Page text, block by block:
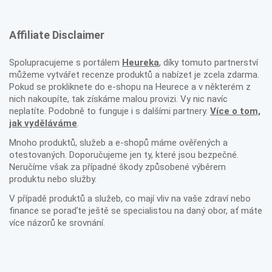
Affiliate Disclaimer
Spolupracujeme s portálem Heureka, díky tomuto partnerství
můžeme vytvářet recenze produktů a nabízet je zcela zdarma.
Pokud se prokliknete do e-shopu na Heurece a v některém z
nich nakoupíte, tak získáme malou provizi. Vy nic navíc
neplatíte. Podobně to funguje i s dalšími partnery. Více o tom,
jak vyděláváme.
Mnoho produktů, služeb a e-shopů máme ověřených a
otestovaných. Doporučujeme jen ty, které jsou bezpečné.
Neručíme však za případné škody způsobené výběrem
produktu nebo služby.
V případě produktů a služeb, co mají vliv na vaše zdraví nebo
finance se poraďte ještě se specialistou na daný obor, ať máte
více názorů ke srovnání.